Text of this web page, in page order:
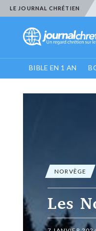
LE JOURNAL CHRÉTIEN
BIBLE EN 1 AN